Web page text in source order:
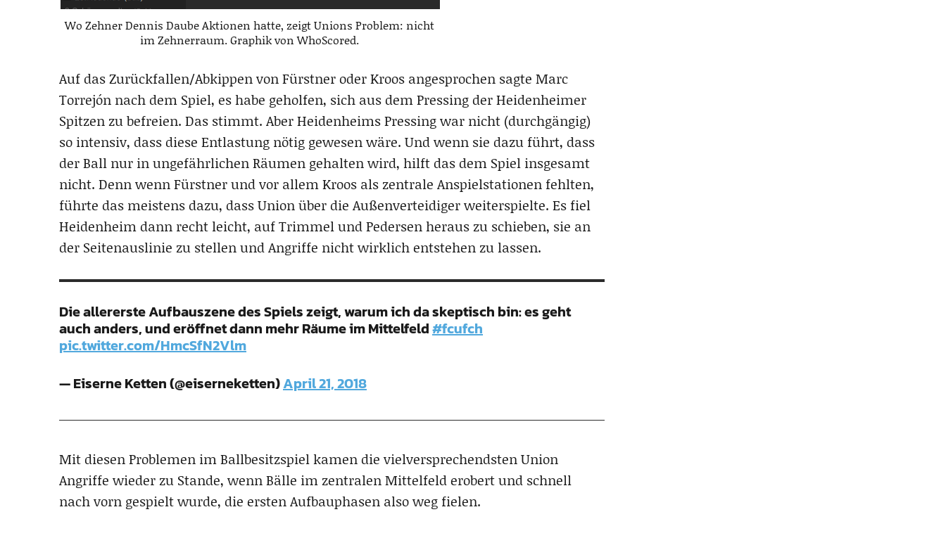
Wo Zehner Dennis Daube Aktionen hatte, zeigt Unions Problem: nicht
im Zehnerraum. Graphik von WhoScored.
Auf das Zurückfallen/Abkippen von Fürstner oder Kroos angesprochen sagte Marc
Torrejón nach dem Spiel, es habe geholfen, sich aus dem Pressing der Heidenheimer
Spitzen zu befreien. Das stimmt. Aber Heidenheims Pressing war nicht (durchgängig)
so intensiv, dass diese Entlastung nötig gewesen wäre. Und wenn sie dazu führt, dass
der Ball nur in ungefährlichen Räumen gehalten wird, hilft das dem Spiel insgesamt
nicht. Denn wenn Fürstner und vor allem Kroos als zentrale Anspielstationen fehlten,
führte das meistens dazu, dass Union über die Außenverteidiger weiterspielte. Es fiel
Heidenheim dann recht leicht, auf Trimmel und Pedersen heraus zu schieben, sie an
der Seitenauslinie zu stellen und Angriffe nicht wirklich entstehen zu lassen.
Die allererste Aufbauszene des Spiels zeigt, warum ich da skeptisch bin: es geht
auch anders, und eröffnet dann mehr Räume im Mittelfeld#fcufch
pic.twitter.com/HmcSfN2Vlm
— Eiserne Ketten (@eiserneketten)April 21, 2018
Mit diesen Problemen im Ballbesitzspiel kamen die vielversprechendsten Union
Angriffe wieder zu Stande, wenn Bälle im zentralen Mittelfeld erobert und schnell
nach vorn gespielt wurde, die ersten Aufbauphasen also weg fielen.